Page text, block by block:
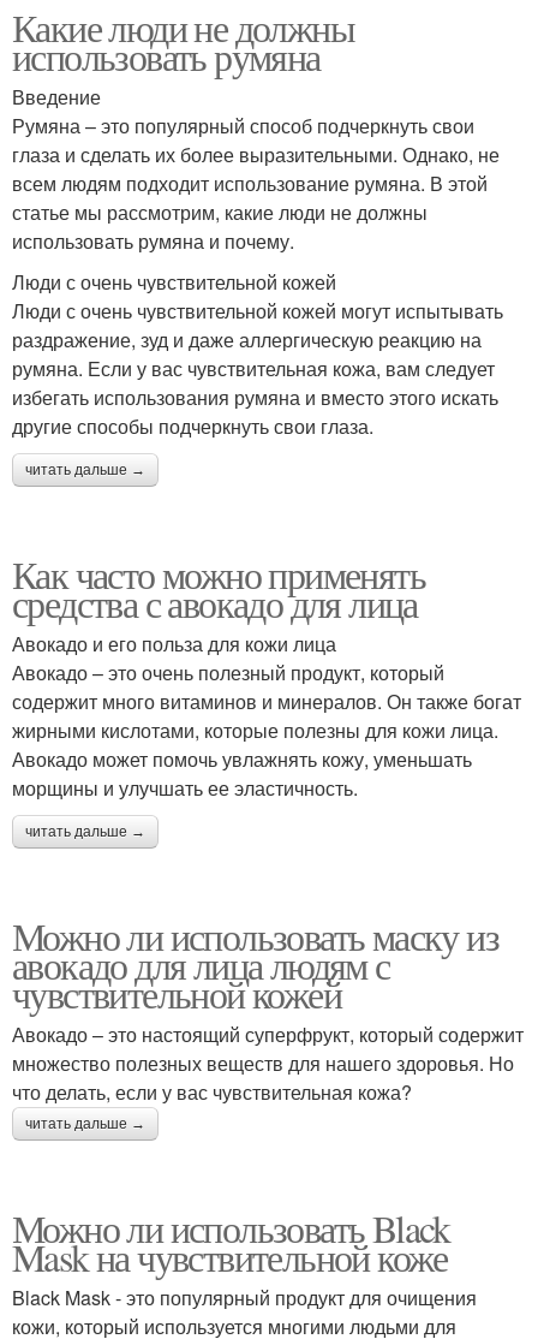
Какие люди не должны
использовать румяна
Введение
Румяна – это популярный способ подчеркнуть свои
глаза и сделать их более выразительными. Однако, не
всем людям подходит использование румяна. В этой
статье мы рассмотрим, какие люди не должны
использовать румяна и почему.
Люди с очень чувствительной кожей
Люди с очень чувствительной кожей могут испытывать
раздражение, зуд и даже аллергическую реакцию на
румяна. Если у вас чувствительная кожа, вам следует
избегать использования румяна и вместо этого искать
другие способы подчеркнуть свои глаза.
читать дальше →
Как часто можно применять
средства с авокадо для лица
Авокадо и его польза для кожи лица
Авокадо – это очень полезный продукт, который
содержит много витаминов и минералов. Он также богат
жирными кислотами, которые полезны для кожи лица.
Авокадо может помочь увлажнять кожу, уменьшать
морщины и улучшать ее эластичность.
читать дальше →
Можно ли использовать маску из
авокадо для лица людям с
чувствительной кожей
Авокадо – это настоящий суперфрукт, который содержит
множество полезных веществ для нашего здоровья. Но
что делать, если у вас чувствительная кожа?
читать дальше →
Можно ли использовать Black
Mask на чувствительной коже
Black Mask - это популярный продукт для очищения
кожи, который используется многими людьми для